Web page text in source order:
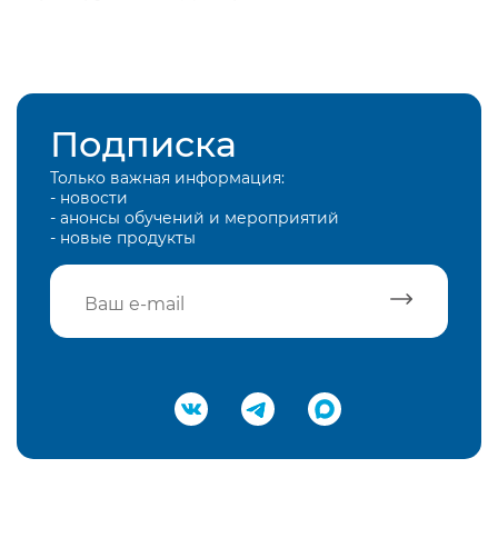
Подписка
Только важная информация:
- новости
- анонсы обучений и мероприятий
- новые продукты
Подтвердить e-mail